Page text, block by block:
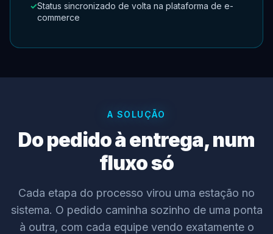
Status sincronizado de volta na plataforma de e-
commerce
A SOLUÇÃO
Do pedido à entrega, num
fluxo só
Cada etapa do processo virou uma estação no
sistema. O pedido caminha sozinho de uma ponta
à outra, com cada equipe vendo exatamente o